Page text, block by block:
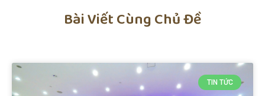
Bài Viết Cùng Chủ Đề
TIN TỨC